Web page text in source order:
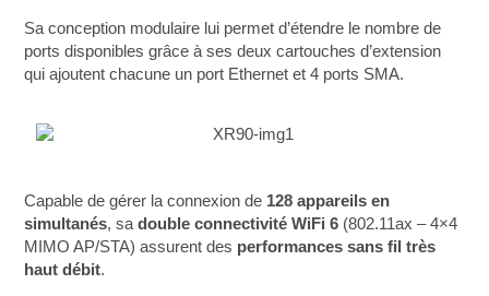
Sa conception modulaire lui permet d’étendre le nombre de
ports disponibles grâce à ses deux cartouches d’extension
qui ajoutent chacune un port Ethernet et 4 ports SMA.
Capable de gérer la connexion de 128 appareils en
simultanés, sadouble connectivité WiFi 6 (802.11ax – 4×4
MIMO AP/STA) assurent des performances sans fil très
haut débit.